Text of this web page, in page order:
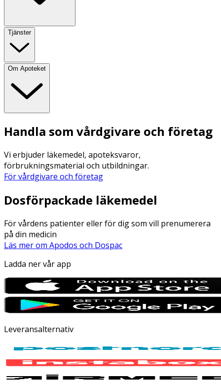
Tjänster
Om Apoteket
Handla som vårdgivare och företag
Vi erbjuder läkemedel, apoteksvaror,
förbrukningsmaterial och utbildningar.
För vårdgivare och företag
Dosförpackade läkemedel
För vårdens patienter eller för dig som vill prenumerera
på din medicin
Läs mer om Apodos och Dospac
Ladda ner vår app
Leveransalternativ